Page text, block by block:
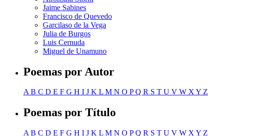
Jaime Sabines
Francisco de Quevedo
Garcilaso de la Vega
Julia de Burgos
Luis Cernuda
Miguel de Unamuno
Poemas por Autor
AB C D E F G H I J K L M N O PQ R S T U V W XY Z
Poemas por Título
A B C D E F G H I J K L M N O PQ R S T U V W X Y Z